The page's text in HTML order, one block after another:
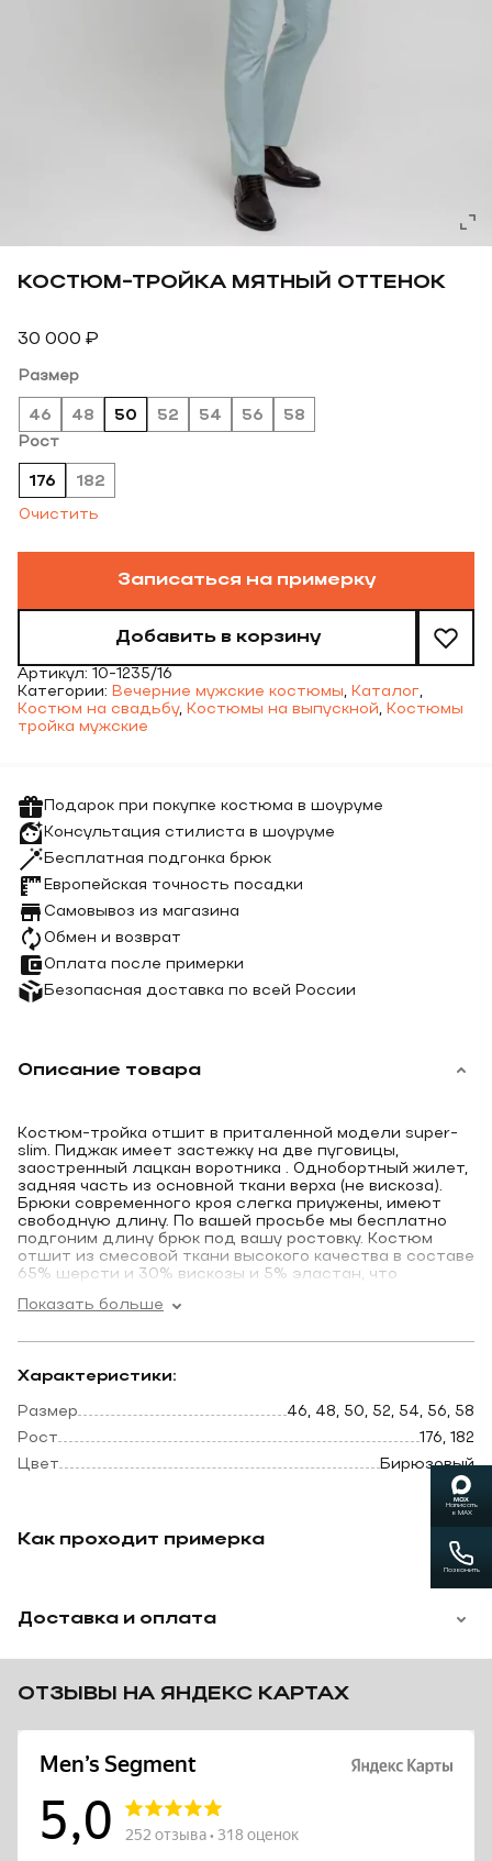
КОСТЮМ-ТРОЙКА МЯТНЫЙ ОТТЕНОК
30 000 ₽
Размер
46 48 50 52 54 56
58
Рост
176
182
Очистить
Записаться на примерку
Добавить в корзину
Артикул: 10-1235/16
Категории: Вечерние мужские костюмы, Каталог,
Костюм на свадьбу, Костюмы на выпускной, Костюмы
тройка мужские
Подарок при покупке костюма в шоуруме
Консультация стилиста в шоуруме
Бесплатная подгонка брюк
Европейская точность посадки
Самовывоз из магазина
Обмен и возврат
Оплата после примерки
Безопасная доставка по всей России
Описание товара
Костюм-тройка отшит в приталенной модели super-
slim. Пиджак имеет застежку на две пуговицы,
заостренный лацкан воротника . Однобортный жилет,
задняя часть из основной ткани верха (не вискоза).
Брюки современного кроя слегка приужены, имеют
свободную длину. По вашей просьбе мы бесплатно
подгоним длину брюк под вашу ростовку. Костюм
отшит из смесовой ткани высокого качества в составе
65% шерсти и 30% вискозы и 5% эластан, что
внешний вид и форму, ткань устойчива к заминанию.
красивый оттенок костюма, будет радовать вас на
*Мы отправим понравившийся костюм в любую точку
Возможна доставка с примеркой на дом, оплата после
Показать больше
Характеристики:
Размер
46, 48, 50, 52, 54, 56, 58
Рост
176, 182
Цвет
Бирюзовый
Как проходит примерка
Доставка и оплата
ОТЗЫВЫ НА ЯНДЕКС КАРТАХ
Написать
в MAX
Позвонить